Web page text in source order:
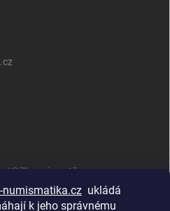
numismatika.cz ukládá
k jeho správnému
@ZInumismatika